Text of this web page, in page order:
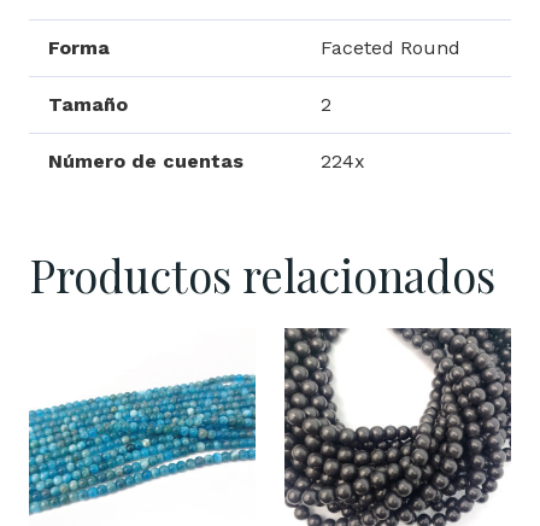
Forma Faceted Round
Tamaño 2
Número de cuentas 224x
Productos relacionados